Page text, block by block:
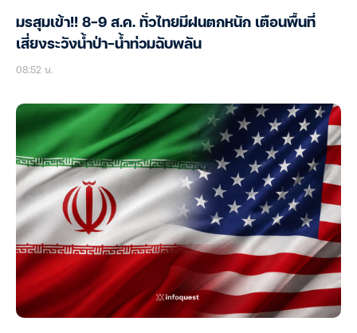
มรสุมเข้า!! 8-9 ส.ค. ทั่วไทยมีฝนตกหนัก เตือนพื้นที่
เสี่ยงระวังน้ำป่า-น้ำท่วมฉับพลัน
08:52 น.